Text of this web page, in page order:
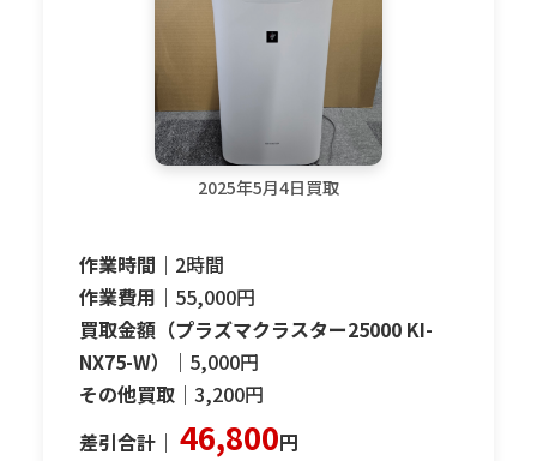
2025年5月4日買取
作業時間｜ 2時間
作業費用｜ 55,000円
買取金額（プラズマクラスター25000 KI-
NX75-W）｜ 5,000円
その他買取｜ 3,200円
差引合計｜ 46,800円